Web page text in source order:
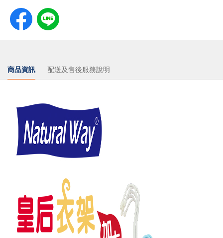
商品資訊 配送及售後服務說明